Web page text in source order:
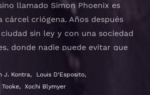
llamado Simon Phoenix es
cárcel criógena. Años después
sin ley y con una sociedad
donde nadie puede evitar que
favoritas. Solo Spartan, el
en 1996, y congelado por un
puede acabar con él…
J. Kontra, Louis D'Esposito,
Tooke, Xochi Blymyer